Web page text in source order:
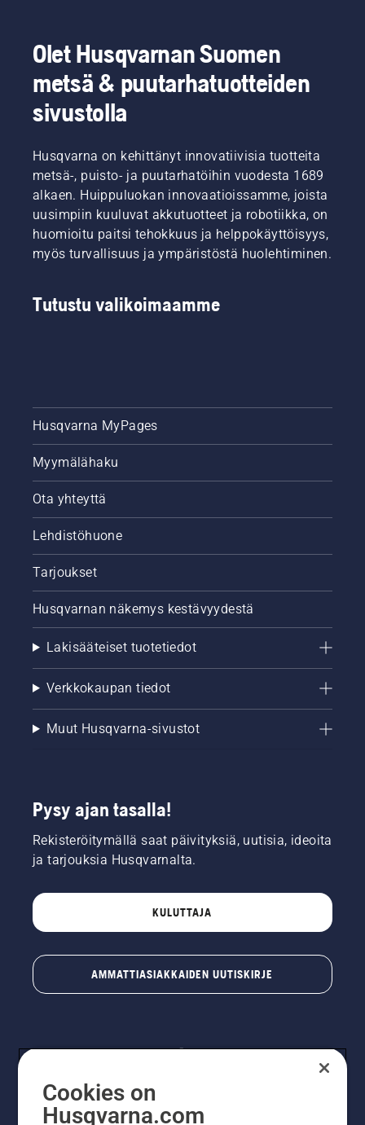
Olet Husqvarnan Suomen
metsä & puutarhatuotteiden
sivustolla
Husqvarna on kehittänyt innovatiivisia tuotteita
metsä-, puisto- ja puutarhatöihin vuodesta 1689
alkaen. Huippuluokan innovaatioissamme, joista
uusimpiin kuuluvat akkutuotteet ja robotiikka, on
huomioitu paitsi tehokkuus ja helppokäyttöisyys,
myös turvallisuus ja ympäristöstä huolehtiminen.
Tutustu valikoimaamme
Husqvarna MyPages
Myymälähaku
Ota yhteyttä
Lehdistöhuone
Tarjoukset
Husqvarnan näkemys kestävyydestä
Lakisääteiset tuotetiedot
Verkkokaupan tiedot
Muut Husqvarna-sivustot
Pysy ajan tasalla!
Rekisteröitymällä saat päivityksiä, uutisia, ideoita
ja tarjouksia Husqvarnalta.
KULUTTAJA
AMMATTIASIAKKAIDEN UUTISKIRJE
Cookies on
Husqvarna.com